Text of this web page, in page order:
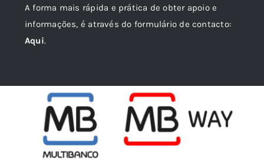
A forma mais rápida e prática de obter apoio e
informações, é através do formulário de contacto:
Aqui.